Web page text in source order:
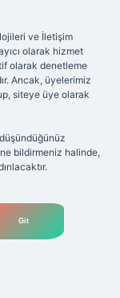
ve İletişim
olarak hizmet
olarak denetleme
Ancak, üyelerimiz
siteye üye olarak
bildirmeniz halinde,